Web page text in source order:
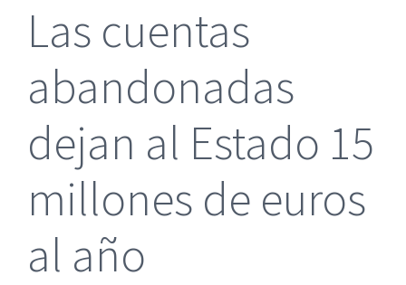
Las cuentas
abandonadas
dejan al Estado 15
millones de euros
al año